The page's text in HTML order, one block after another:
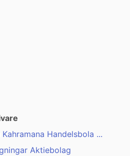
Handelsbola ...
Aktiebolag